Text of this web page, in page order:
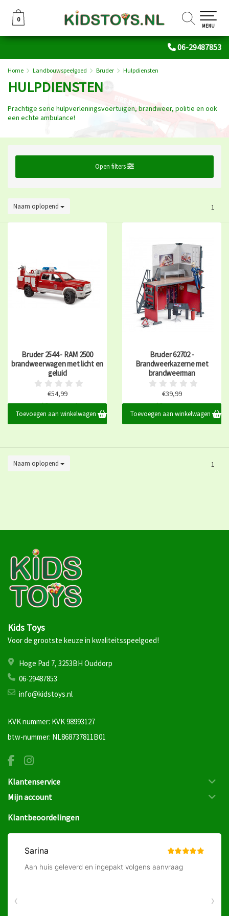
06-29487853
0
0
MENU
Home Landbouwspeelgoed Bruder Hulpdiensten
HULPDIENSTEN
Prachtige serie hulpverleningsvoertuigen, brandweer, politie en ook
een echte ambulance!
Open filters
Naam oplopend 1
Bruder 2544 - RAM 2500
brandweerwagen met licht en
geluid
€54,99
Op voorraad
Toevoegen aan winkelwagen
Bruder 62702 -
Brandweerkazerne met
brandweerman
€39,99
Op voorraad
Toevoegen aan winkelwagen
Naam oplopend 1
Kids Toys
Voor de grootste keuze in kwaliteitsspeelgoed!
Hoge Pad 7, 3253BH Ouddorp
06-29487853
info@kidstoys.nl
KVK nummer: KVK 98993127
btw-nummer: NL868737811B01
Klantenservice
Mijn account
Klantbeoordelingen